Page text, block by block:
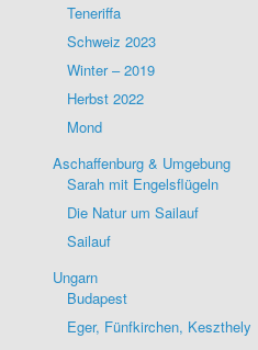
Teneriffa
Schweiz 2023
Winter – 2019
Herbst 2022
Mond
Aschaffenburg & Umgebung
Sarah mit Engelsflügeln
Die Natur um Sailauf
Sailauf
Ungarn
Budapest
Eger, Fünfkirchen, Keszthely